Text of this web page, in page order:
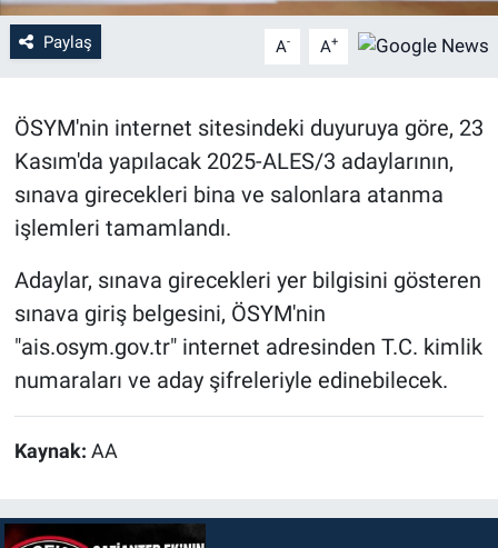
Paylaş A- A+
ÖSYM'nin internet sitesindeki duyuruya göre, 23
Kasım'da yapılacak 2025-ALES/3 adaylarının,
sınava girecekleri bina ve salonlara atanma
işlemleri tamamlandı.
Adaylar, sınava girecekleri yer bilgisini gösteren
sınava giriş belgesini, ÖSYM'nin
"ais.osym.gov.tr" internet adresinden T.C. kimlik
numaraları ve aday şifreleriyle edinebilecek.
Kaynak: AA